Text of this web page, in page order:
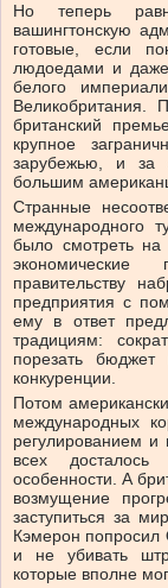
Но теперь
вашингтонскую
готовые, если
людоедами и
белого
Великобритания.
британский
крупное
зарубежью, и за
большим
Странные
международного
было смотреть
экономические
правительству
предприятия с
ему в ответ
традициям:
порезать
конкуренции.
Потом
международных
регулированием и
всех
особенности. А
возмущение
заступиться за
Кэмерон попросил
и не убивать
которые вполне